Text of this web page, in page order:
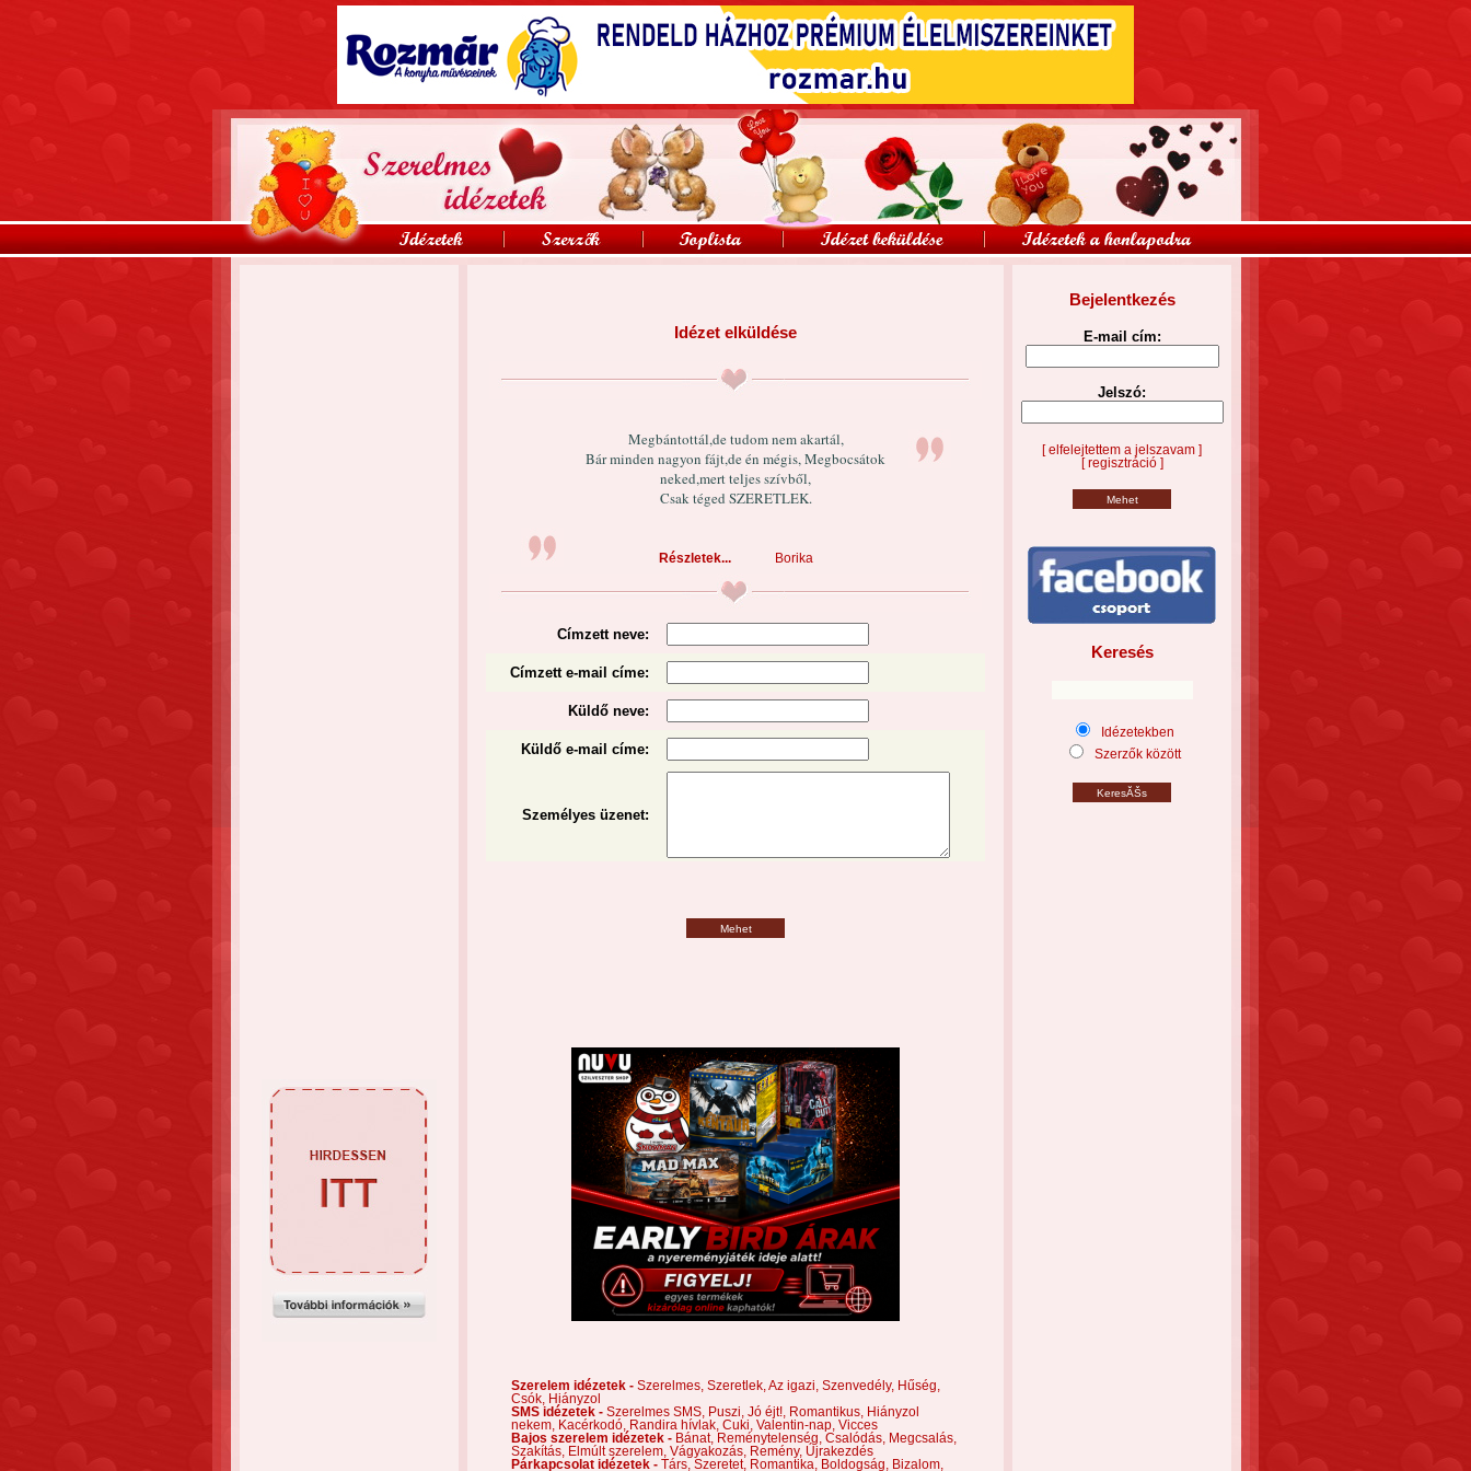
Idézet elküldése
Megbántottál,de tudom nem akartál,
Bár minden nagyon fájt,de én mégis, Megbocsátok
neked,mert teljes szívből,
Csak téged SZERETLEK.
Részletek... Borika
Címzett neve:
Címzett e-mail címe:
Küldő neve:
Küldő e-mail címe:
Személyes üzenet:
Mehet
Szerelem idézetek - Szerelmes, Szeretlek, Az igazi, Szenvedély, Hűség,
Csók,
Hiányzol
SMS idézetek - Szerelmes SMS, Puszi, Jó éjt!, Romantikus,
Hiányzol
nekem,
Kacérkodó, Randira hívlak, Cuki, Valentin-nap, Vicces
Bajos szerelem idézetek - Bánat, Reménytelenség, Csalódás,
Megcsalás,
Szakítás,
Elmúlt szerelem, Vágyakozás, Remény, Újrakezdés
Párkapcsolat idézetek - Társ, Szeretet, Romantika, Boldogság, Bizalom,
Bejelentkezés
E-mail cím:
Jelszó:
[ elfelejtettem a jelszavam ]
[ regisztráció ]
Keresés
Idézetekben
Szerzők között